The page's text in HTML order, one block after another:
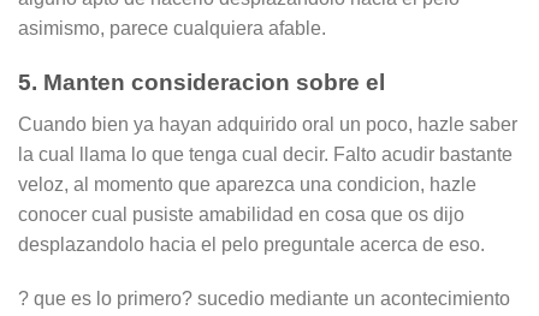
asimismo, parece cualquiera afable.
5. Manten consideracion sobre el
Cuando bien ya hayan adquirido oral un poco, hazle saber
la cual llama lo que tenga cual decir. Falto acudir bastante
veloz, al momento que aparezca una condicion, hazle
conocer cual pusiste amabilidad en cosa que os dijo
desplazandolo hacia el pelo preguntale acerca de eso.
? que es lo primero? sucedio mediante un acontecimiento